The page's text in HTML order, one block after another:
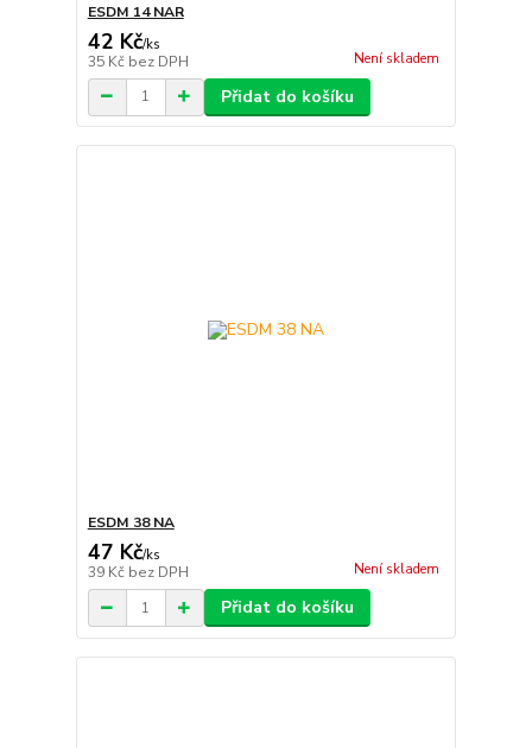
ESDM 14 NAR
42 Kč/ks
35 Kč bez DPH Není skladem
Přidat do košíku
ESDM 38 NA
47 Kč/ks
39 Kč bez DPH Není skladem
Přidat do košíku